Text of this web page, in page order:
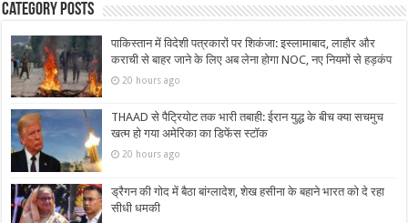
Category Posts
पाकिस्तान में विदेशी पत्रकारों पर शिकंजा: इस्लामाबाद, लाहौर और
कराची से बाहर जाने के लिए अब लेना होगा NOC, नए नियमों से हड़कंप
20 hours ago
THAAD से पैट्रियोट तक भारी तबाही: ईरान युद्ध के बीच क्या सचमुच
खत्म हो गया अमेरिका का डिफेंस स्टॉक
20 hours ago
ड्रैगन की गोद में बैठा बांग्लादेश, शेख हसीना के बहाने भारत को दे रहा
सीधी धमकी